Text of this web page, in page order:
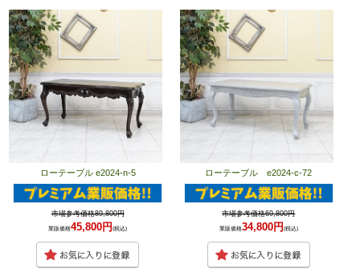
ローテーブル e2024-n-5
市場参考価格89,800円
業販価格45,800円(税込)
ローテーブル e2024-c-72
市場参考価格69,800円
業販価格34,800円 (税込)